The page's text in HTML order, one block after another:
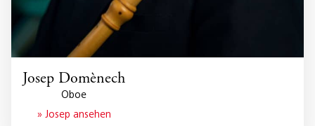
Josep Domènech
Oboe
» Josep ansehen